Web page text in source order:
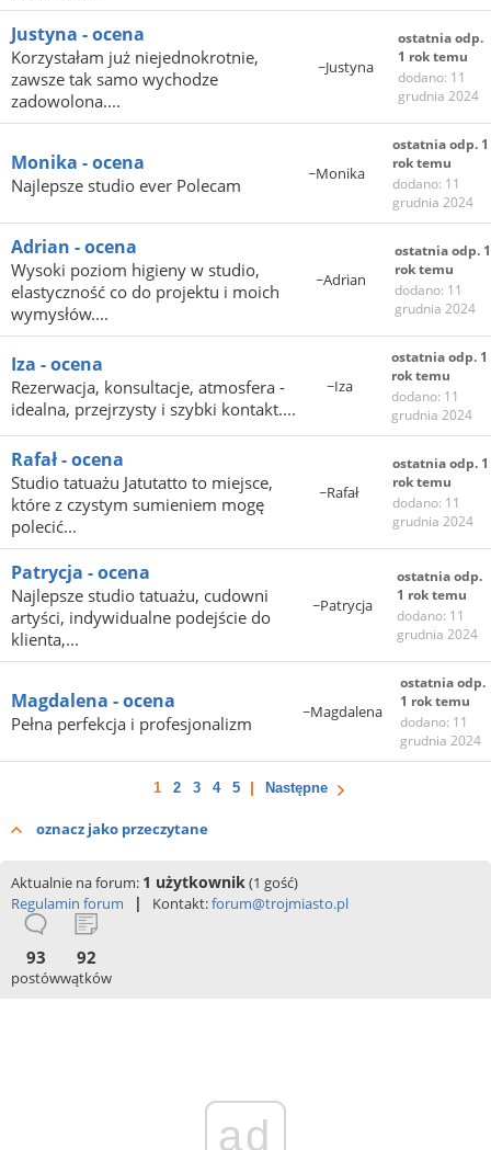
Justyna - ocena
Korzystałam już niejednokrotnie,
zawsze tak samo wychodze
zadowolona....
~Justyna
ostatnia odp.
1 rok temu
dodano: 11
grudnia 2024
Monika - ocena
Najlepsze studio ever Polecam
~Monika
ostatnia odp. 1
rok temu
dodano: 11
grudnia 2024
Adrian - ocena
Wysoki poziom higieny w studio,
elastyczność co do projektu i moich
wymysłów....
~Adrian
ostatnia odp. 1
rok temu
dodano: 11
grudnia 2024
Iza - ocena
Rezerwacja, konsultacje, atmosfera -
idealna, przejrzysty i szybki kontakt....
~Iza
ostatnia odp. 1
rok temu
dodano: 11
grudnia 2024
Rafał - ocena
Studio tatuażu Jatutatto to miejsce,
które z czystym sumieniem mogę
polecić...
~Rafał
ostatnia odp. 1
rok temu
dodano: 11
grudnia 2024
Patrycja - ocena
Najlepsze studio tatuażu, cudowni
artyści, indywidualne podejście do
klienta,...
~Patrycja
ostatnia odp.
1 rok temu
dodano: 11
grudnia 2024
Magdalena - ocena
Pełna perfekcja i profesjonalizm
~Magdalena
ostatnia odp.
1 rok temu
dodano: 11
grudnia 2024
1 2 3 4 5 Następne
oznacz jako przeczytane
Aktualnie na forum: 1 użytkownik(1 gość)
Regulamin forum
| Kontakt:forum@trojmiasto.pl
93
postów
92
wątków
ad